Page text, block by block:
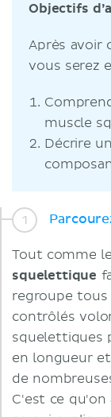
Objectifs
Après avoir
vous serez
muscle
Décrire
Tout comme
squelettique
regroupe
contrôlés
squelettiques
en longueur
de
C'est ce qu'on